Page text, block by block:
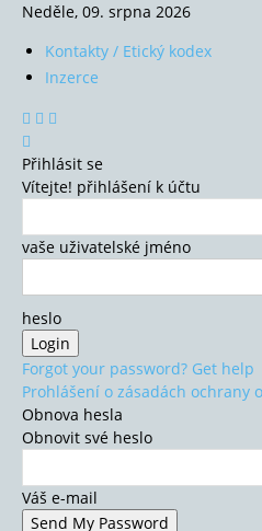
Neděle, 09. srpna 2026
Kontakty / Etický kodex
Inzerce
Přihlásit se
Vítejte! přihlášení k účtu
vaše uživatelské jméno
heslo
Forgot your password? Get help
Prohlášení o zásadách ochrany
Obnova hesla
Obnovit své heslo
Váš e-mail